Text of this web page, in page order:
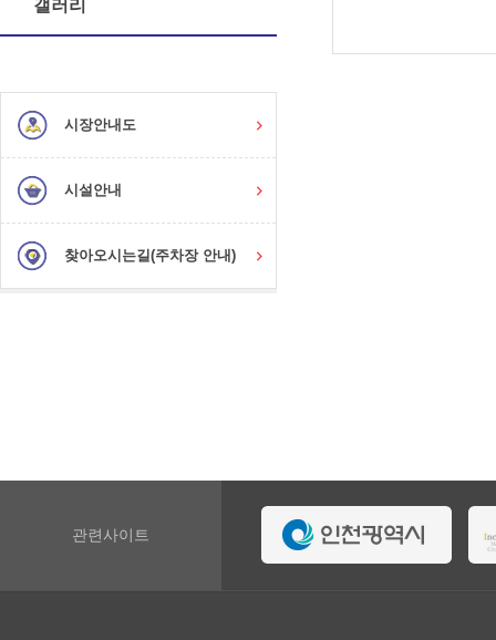
갤러리
시장안내도
시설안내
찾아오시는길(주차장 안내)
관련사이트